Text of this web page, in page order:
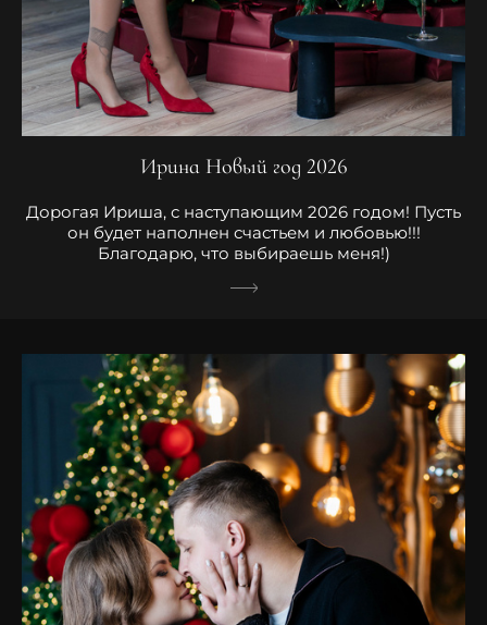
Ирина Новый год 2026
Дорогая Ириша, с наступающим 2026 годом! Пусть
он будет наполнен счастьем и любовью!!!
Благодарю, что выбираешь меня!)